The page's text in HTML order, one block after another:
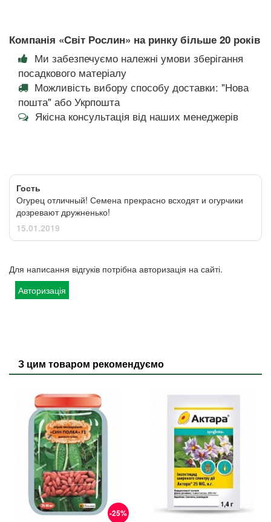
Компанія «Світ Рослин» на ринку більше 20 років
Ми забезпечуємо належні умови зберігання
посадкового матеріалу
Можливість вибору способу доставки: "Нова
пошта" або Укрпошта
Якісна консультація від наших менеджерів
Гость
Огурец отличный! Семена прекрасно всходят и огурчики
дозревают дружненько!
15.01.2019
Для написання відгуків потрібна авторизація на сайті.
Авторизація
З цим товаром рекомендуємо
-25%